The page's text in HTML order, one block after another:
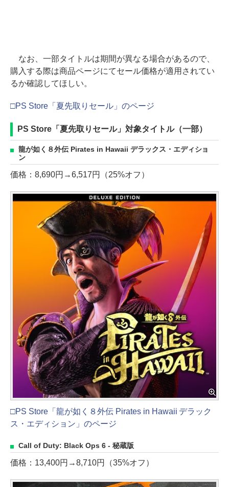
なお、一部タイトルは期間が異なる場合があるので、
購入する際は商品ページにてセール価格が適用されてい
るか確認してほしい。
□PS Store「夏先取りセール」のページ
PS Store「夏先取りセール」対象タイトル（一部）
龍が如く８外伝 Pirates in Hawaii デラックス・エディショ
ン
価格：8,690円→6,517円（25%オフ）
□PS Store「龍が如く８外伝 Pirates in Hawaii デラック
ス・エディション」のページ
Call of Duty: Black Ops 6 - 秘蔵版
価格：13,400円→8,710円（35%オフ）